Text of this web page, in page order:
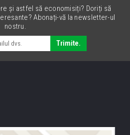
și astfel să economisiți? Doriți să
Abonați-vă la newsletter-ul
nostru.
Trimite.